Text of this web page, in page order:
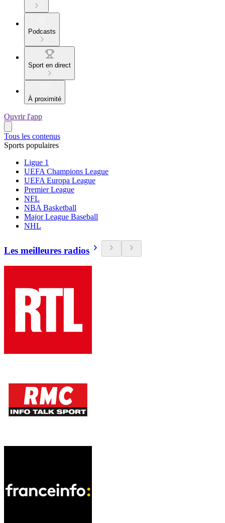
Podcasts
Sport en direct
À proximité
Ouvrir l'app
Tous les contenus
Sports populaires
Ligue 1
UEFA Champions League
UEFA Europa League
Premier League
NFL
NBA Basketball
Major League Baseball
NHL
Les meilleures radios